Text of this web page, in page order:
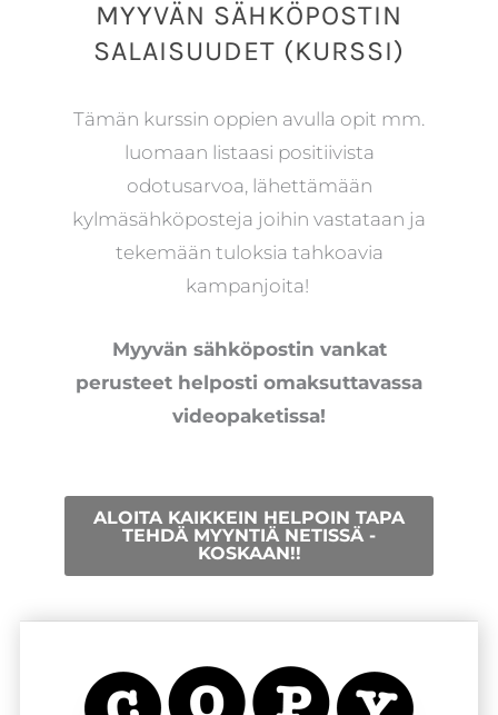
MYYVÄN SÄHKÖPOSTIN
SALAISUUDET (KURSSI)
Tämän kurssin oppien avulla opit mm.
luomaan listaasi positiivista
odotusarvoa, lähettämään
kylmäsähköposteja joihin vastataan ja
tekemään tuloksia tahkoavia
kampanjoita!
Myyvän sähköpostin vankat
perusteet helposti omaksuttavassa
videopaketissa!
ALOITA KAIKKEIN HELPOIN TAPA
TEHDÄ MYYNTIÄ NETISSÄ -
KOSKAAN!!